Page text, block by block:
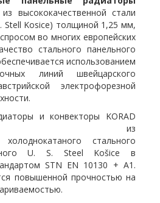
высококачественной стали
Stell Kosice) толщиной 1,25 мм,
во многих европейских
стального панельного
использованием
линий швейцарского
электрофорезной
и конвекторы KORAD
из
холоднокатаного стального
U. S. Steel Košice в
STN EN 10130 + A1.
повышенной прочностью на